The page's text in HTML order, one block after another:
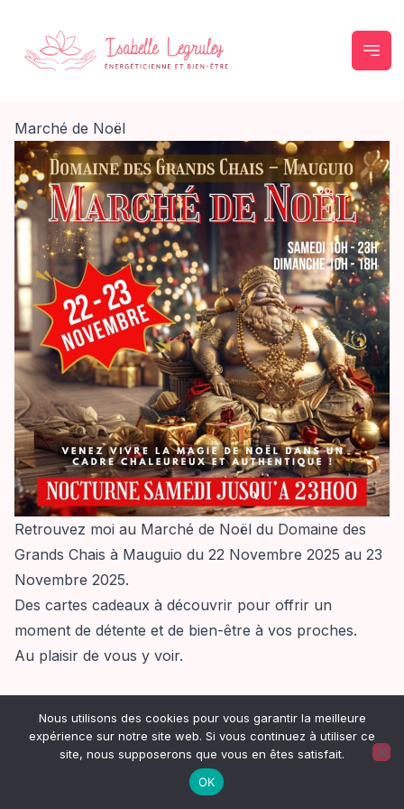
Marché de Noël
Retrouvez moi au Marché de Noël du Domaine des
Grands Chais à Mauguio du 22 Novembre 2025 au 23
Novembre 2025.
Des cartes cadeaux à découvrir pour offrir un
moment de détente et de bien-être à vos proches.
Au plaisir de vous y voir.
Mentions Légales
Nous utilisons des cookies pour vous garantir la meilleure
expérience sur notre site web. Si vous continuez à utiliser ce
site, nous supposerons que vous en êtes satisfait.
OK